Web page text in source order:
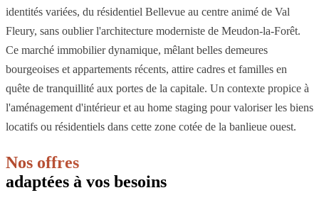
identités variées, du résidentiel Bellevue au centre animé de Val
Fleury, sans oublier l'architecture moderniste de Meudon-la-Forêt.
Ce marché immobilier dynamique, mêlant belles demeures
bourgeoises et appartements récents, attire cadres et familles en
quête de tranquillité aux portes de la capitale. Un contexte propice à
l'aménagement d'intérieur et au home staging pour valoriser les biens
locatifs ou résidentiels dans cette zone cotée de la banlieue ouest.
Nos offres
adaptées à vos besoins